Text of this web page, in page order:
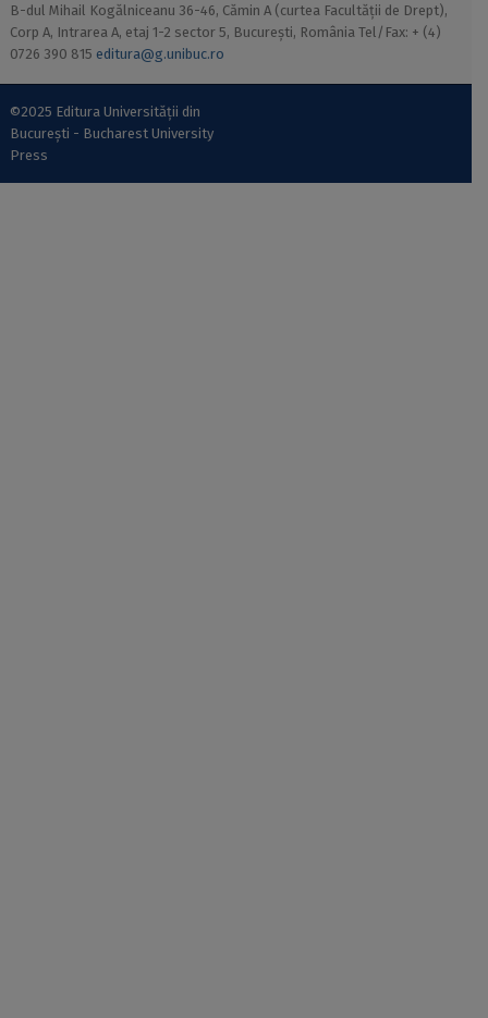
B-dul Mihail Kogălniceanu 36-46, Cămin A (curtea Facultății de Drept),
Corp A, Intrarea A, etaj 1-2 sector 5, București, România Tel/Fax: + (4)
0726 390 815 editura@g.unibuc.ro
©2025 Editura Universității din
București - Bucharest University
Press